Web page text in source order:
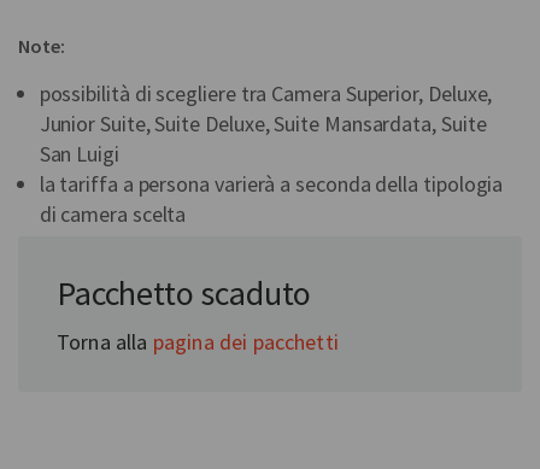
Note:
possibilità di scegliere tra Camera Superior, Deluxe,
Junior Suite, Suite Deluxe, Suite Mansardata, Suite
San Luigi
la tariffa a persona varierà a seconda della tipologia
di camera scelta
Pacchetto scaduto
Torna alla pagina dei pacchetti